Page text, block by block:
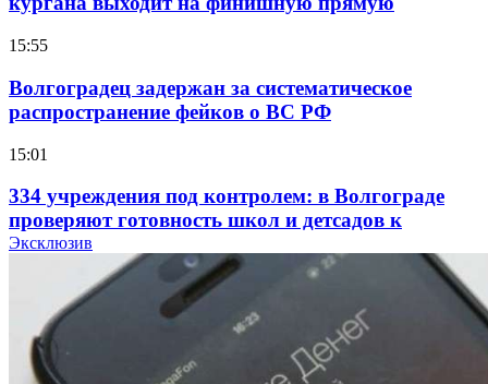
15:55
Волгоградец задержан за систематическое
распространение фейков о ВС РФ
15:01
334 учреждения под контролем: в Волгограде
проверяют готовность школ и детсадов к
учебному году
Покушение на убийство в Волгограде: девушка
напала на незнакомую женщину с ножом
Эксклюзив